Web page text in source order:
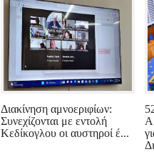
Διακίνηση αμνοεριφίων:
Συνεχίζονται με εντολή
Κεδίκογλου οι αυστηροί έ...